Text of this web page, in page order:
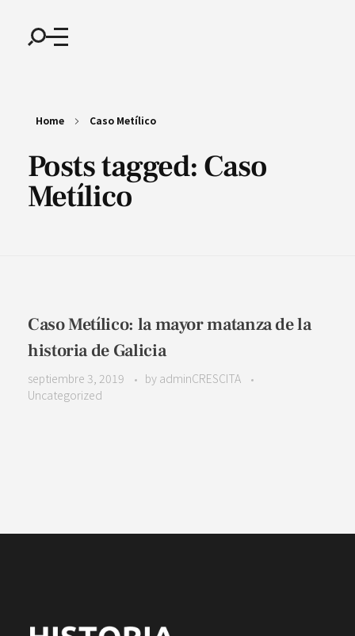
Home Caso Metílico
Posts tagged: Caso
Metílico
Caso Metílico: la mayor matanza de la
historia de Galicia
septiembre 3, 2019 by adminCRESCITA
Uncategorized